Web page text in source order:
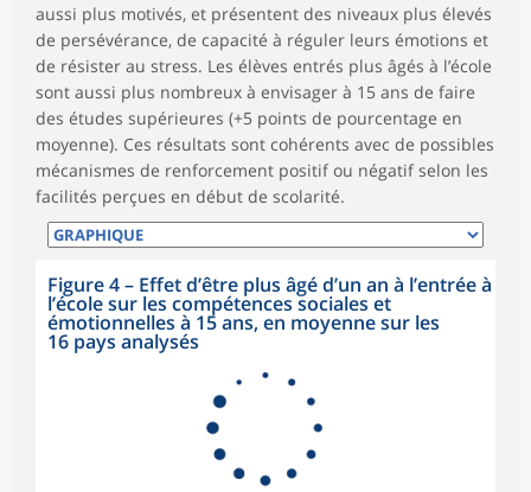
aussi plus motivés, et présentent des niveaux plus élevés
de persévérance, de capacité à réguler leurs émotions et
de résister au stress. Les élèves entrés plus âgés à l’école
sont aussi plus nombreux à envisager à 15 ans de faire
des études supérieures (+5 points de pourcentage en
moyenne). Ces résultats sont cohérents avec de possibles
mécanismes de renforcement positif ou négatif selon les
facilités perçues en début de scolarité.
Figure 4 – Effet d’être plus âgé d’un an à l’entrée à
l’école sur les compétences sociales et
émotionnelles à 15 ans, en moyenne sur les
16 pays analysés